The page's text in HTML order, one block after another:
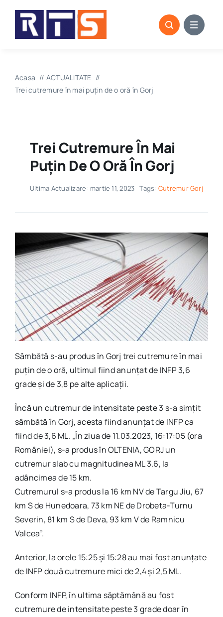
content
Acasa
ACTUALITATE
Trei cutremure în mai puțin de o oră în Gorj
Trei Cutremure În Mai
Puțin De O Oră În Gorj
Ultima Actualizare: martie 11, 2023 Tags: Cutremur Gorj
Sâmbătă s-au produs în Gorj trei cutremure în mai
puțin de o oră, ultimul fiind anunțat de INFP 3,6
grade și de 3,8 pe alte aplicații.
Încă un cutremur de intensitate peste 3 s-a simțit
sâmbătă în Gorj, acesta fiind anunțat de INFP ca
fiind de 3,6 ML. „În ziua de 11.03.2023, 16:17:05 (ora
României), s-a produs în OLTENIA, GORJ un
cutremur slab cu magnitudinea ML 3.6, la
adâncimea de 15 km.
Cutremurul s-a produs la 16 km NV de Targu Jiu, 67
km S de Hunedoara, 73 km NE de Drobeta-Turnu
Severin, 81 km S de Deva, 93 km V de Ramnicu
Valcea”.
Anterior, la orele 15:25 și 15:28 au mai fost anunțate
de INFP două cutremure mici de 2,4 și 2,5 ML.
Conform INFP, în ultima săptămână au fost
cutremure de intensitate peste 3 grade doar în